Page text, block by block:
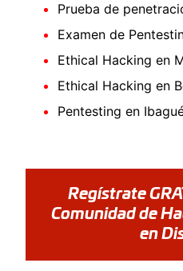
Prueba de
Examen de
Ethical Hacking en
Ethical Hacking en
Pentesting en
Regístrate
Comunidad de
en